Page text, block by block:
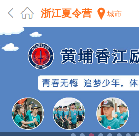
浙江夏令营 城市